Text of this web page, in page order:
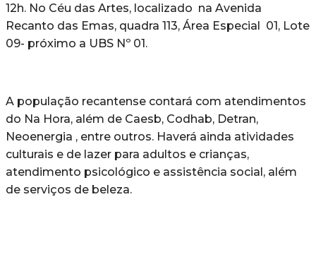
12h. No Céu das Artes, localizado na Avenida
Recanto das Emas, quadra 113, Área Especial 01, Lote
09- próximo a UBS Nº 01.
A população recantense contará com atendimentos
do Na Hora, além de Caesb, Codhab, Detran,
Neoenergia , entre outros. Haverá ainda atividades
culturais e de lazer para adultos e crianças,
atendimento psicológico e assistência social, além
de serviços de beleza.